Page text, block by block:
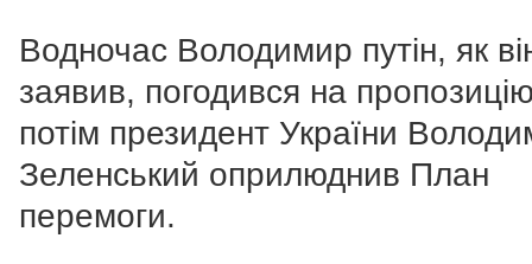
Водночас Володимир путін, як
заявив, погодився на
потім президент України
Зеленський оприлюднив План
перемоги.